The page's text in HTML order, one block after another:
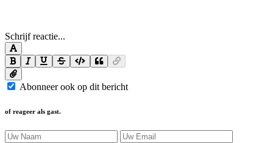
Schrijf reactie...
Abonneer ook op dit bericht
of reageer als gast.